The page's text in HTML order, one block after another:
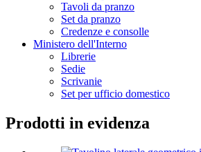
Tavoli da pranzo
Set da pranzo
Credenze e consolle
Ministero dell'Interno
Librerie
Sedie
Scrivanie
Set per ufficio domestico
Prodotti in evidenza